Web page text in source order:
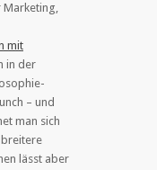
Marketing,
mit
in der
– und
man sich
breitere
lässt aber